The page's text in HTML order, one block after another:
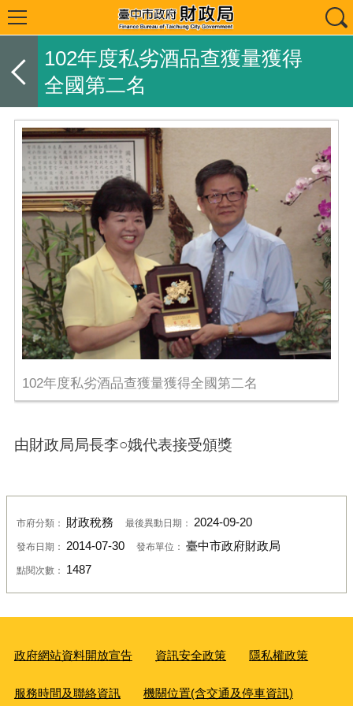
102年度私劣酒品查獲量獲得
全國第二名
102年度私劣酒品查獲量獲得全國第二名
由財政局局長李○娥代表接受頒獎
市府分類： 財政稅務 最後異動日期： 2024-09-20
發布日期： 2014-07-30 發布單位： 臺中市政府財政局
點閱次數： 1487
政府網站資料開放宣告 資訊安全政策 隱私權政策
服務時間及聯絡資訊 機關位置(含交通及停車資訊)